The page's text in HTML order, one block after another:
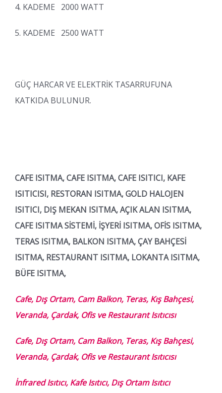
4. KADEME 2000 WATT
5. KADEME 2500 WATT
GÜÇ HARCAR VE ELEKTRİK TASARRUFUNA
KATKIDA BULUNUR.
CAFE ISITMA, CAFE ISITMA, CAFE ISITICI, KAFE
ISITICISI, RESTORAN ISITMA, GOLD HALOJEN
ISITICI, DIŞ MEKAN ISITMA, AÇIK ALAN ISITMA,
CAFE ISITMA SİSTEMİ, İŞYERİ ISITMA, OFİS ISITMA,
TERAS ISITMA, BALKON ISITMA, ÇAY BAHÇESİ
ISITMA, RESTAURANT ISITMA, LOKANTA ISITMA,
BÜFE ISITMA,
Cafe, Dış Ortam, Cam Balkon, Teras, Kış Bahçesi,
Veranda, Çardak, Ofis ve Restaurant Isıtıcısı
Cafe, Dış Ortam, Cam Balkon, Teras, Kış Bahçesi,
Veranda, Çardak, Ofis ve Restaurant Isıtıcısı
İnfrared Isıtıcı, Kafe Isıtıcı, Dış Ortam Isıtıcı